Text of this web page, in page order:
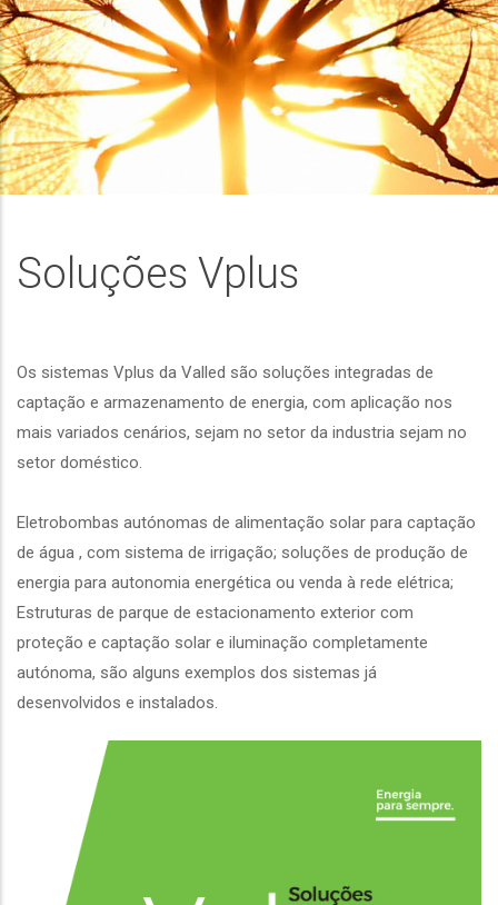
Soluções Vplus
Os sistemas Vplus da Valled são soluções integradas de
captação e armazenamento de energia, com aplicação nos
mais variados cenários, sejam no setor da industria sejam no
setor doméstico.
Eletrobombas autónomas de alimentação solar para captação
de água , com sistema de irrigação; soluções de produção de
energia para autonomia energética ou venda à rede elétrica;
Estruturas de parque de estacionamento exterior com
proteção e captação solar e iluminação completamente
autónoma, são alguns exemplos dos sistemas já
desenvolvidos e instalados.